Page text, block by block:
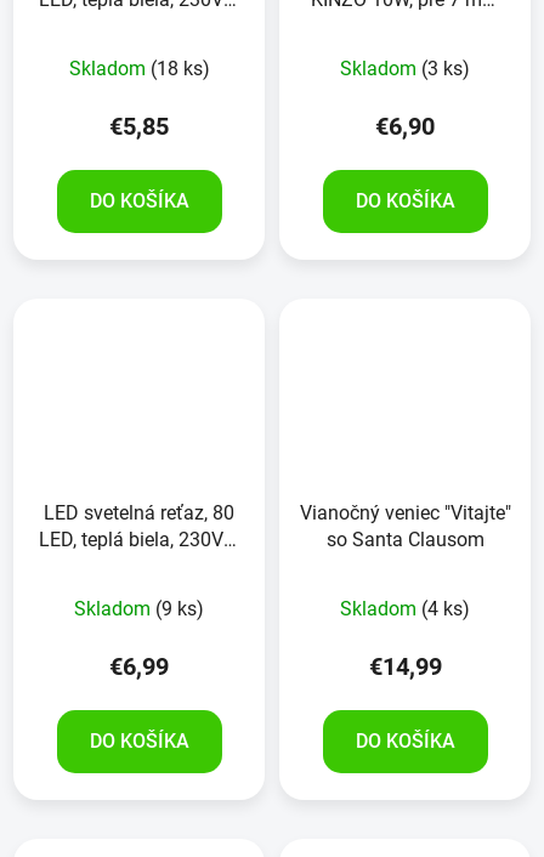
farba kábla zelená
Skladom (18 ks)
€5,85
DO KOŠÍKA
Skladom (3 ks)
€6,90
DO KOŠÍKA
LED svetelná reťaz, 80
LED, teplá biela, 230V~,
farba kábla zelená
Skladom (9 ks)
€6,99
DO KOŠÍKA
Vianočný veniec "Vitajte"
so Santa Clausom
Skladom (4 ks)
€14,99
DO KOŠÍKA